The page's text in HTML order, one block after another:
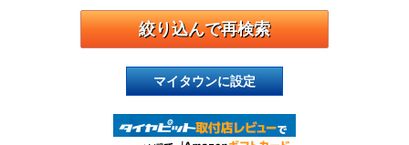
マイタウンに設定